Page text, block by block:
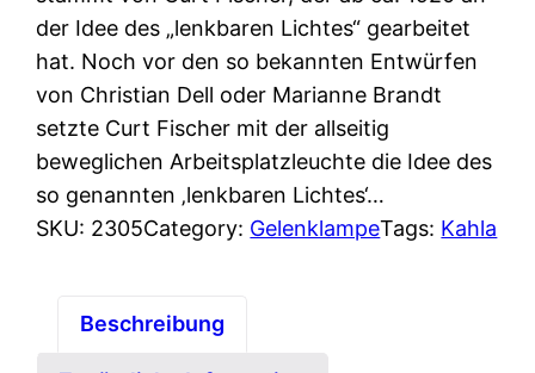
der Idee des „lenkbaren Lichtes“ gearbeitet
hat. Noch vor den so bekannten Entwürfen
von Christian Dell oder Marianne Brandt
setzte Curt Fischer mit der allseitig
beweglichen Arbeitsplatzleuchte die Idee des
so genannten ‚lenkbaren Lichtes‘…
SKU: 2305Category: GelenklampeTags: Kahla
Beschreibung